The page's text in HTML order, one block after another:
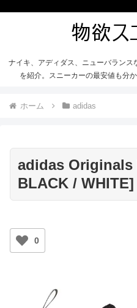
ナイキ、アディダス、ニューバラン
を紹介。スニーカーの最安値も分
ホーム adidas
adidas Originals
BLACK / WHITE]
0